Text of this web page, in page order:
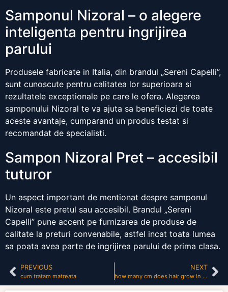
Samponul Nizoral – o alegere
inteligenta pentru ingrijirea
parului
Produsele fabricate in Italia, din brandul „Sereni Capelli”,
sunt cunoscute pentru calitatea lor superioara si
rezultatele exceptionale pe care le ofera. Alegerea
samponului Nizoral te va ajuta sa beneficiezi de toate
aceste avantaje, cumparand un produs testat si
recomandat de specialisti.
Sampon Nizoral Pret – accesibil
tuturor
Un aspect important de mentionat despre samponul
Nizoral este pretul sau accesibil. Brandul „Sereni
Capelli” pune accent pe furnizarea de produse de
calitate la preturi convenabile, astfel incat toata lumea
sa poata avea parte de ingrijirea parului de prima clasa.
PREVIOUS
cum tratam matreata
NEXT
how many cm does hair grow in a month